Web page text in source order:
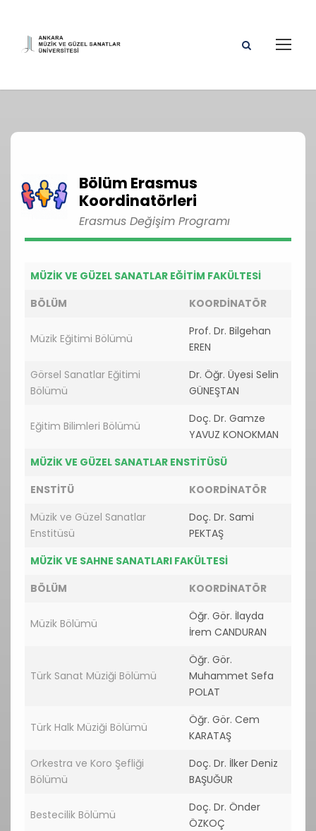
Bölüm Erasmus
Koordinatörleri
Erasmus Değişim Programı
MÜZİK VE GÜZEL SANATLAR EĞİTİM FAKÜLTESİ
BÖLÜM
KOORDİNATÖR
Müzik Eğitimi Bölümü
Prof. Dr. Bilgehan
EREN
Görsel Sanatlar Eğitimi
Bölümü
Dr. Öğr. Üyesi Selin
GÜNEŞTAN
Eğitim Bilimleri Bölümü
Doç. Dr. Gamze
YAVUZ KONOKMAN
MÜZİK VE GÜZEL SANATLAR ENSTİTÜSÜ
ENSTİTÜ
KOORDİNATÖR
Müzik ve Güzel Sanatlar
Enstitüsü
Doç. Dr. Sami
PEKTAŞ
MÜZİK VE SAHNE SANATLARI FAKÜLTESİ
BÖLÜM
KOORDİNATÖR
Müzik Bölümü
Öğr. Gör. İlayda
İrem CANDURAN
Türk Sanat Müziği Bölümü
Öğr. Gör.
Muhammet Sefa
POLAT
Türk Halk Müziği Bölümü
Öğr. Gör. Cem
KARATAŞ
Orkestra ve Koro Şefliği
Bölümü
Doç. Dr. İlker Deniz
BAŞUĞUR
Bestecilik Bölümü
Doç. Dr. Önder
ÖZKOÇ